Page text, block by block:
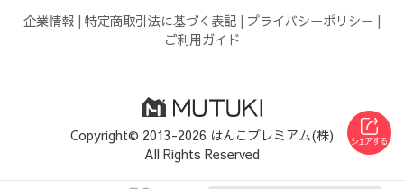
企業情報 | 特定商取引法に基づく表記 | プライバシーポリシー |
ご利用ガイド
Copyright© 2013-2026 はんこプレミアム(株)
All Rights Reserved